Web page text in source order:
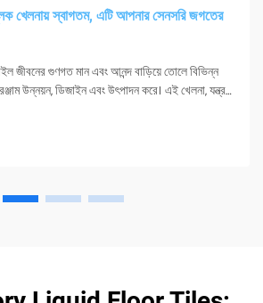
খেলনায় স্বাগতম, এটি আপনার সেনসরি জগতের
জীবনের গুণগত মান এবং আনন্দ বাড়িয়ে তোলে বিভিন্ন
উন্নয়ন, ডিজাইন এবং উৎপাদন করে। এই খেলনা, যন্ত্র